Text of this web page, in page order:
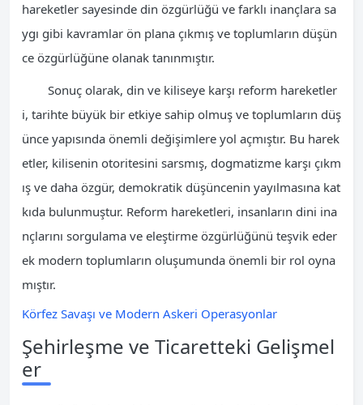
hareketler sayesinde din özgürlüğü ve farklı inançlara sa
ygı gibi kavramlar ön plana çıkmış ve toplumların düşün
ce özgürlüğüne olanak tanınmıştır.
Sonuç olarak, din ve kiliseye karşı reform hareketler
i, tarihte büyük bir etkiye sahip olmuş ve toplumların düş
ünce yapısında önemli değişimlere yol açmıştır. Bu harek
etler, kilisenin otoritesini sarsmış, dogmatizme karşı çıkm
ış ve daha özgür, demokratik düşüncenin yayılmasına kat
kıda bulunmuştur. Reform hareketleri, insanların dini ina
nçlarını sorgulama ve eleştirme özgürlüğünü teşvik eder
ek modern toplumların oluşumunda önemli bir rol oyna
mıştır.
Körfez Savaşı ve Modern Askeri Operasyonlar
Şehirleşme ve Ticaretteki Gelişmel
er